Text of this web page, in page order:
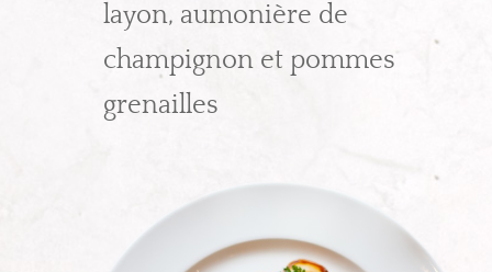
layon, aumonière de
champignon et pommes
grenailles